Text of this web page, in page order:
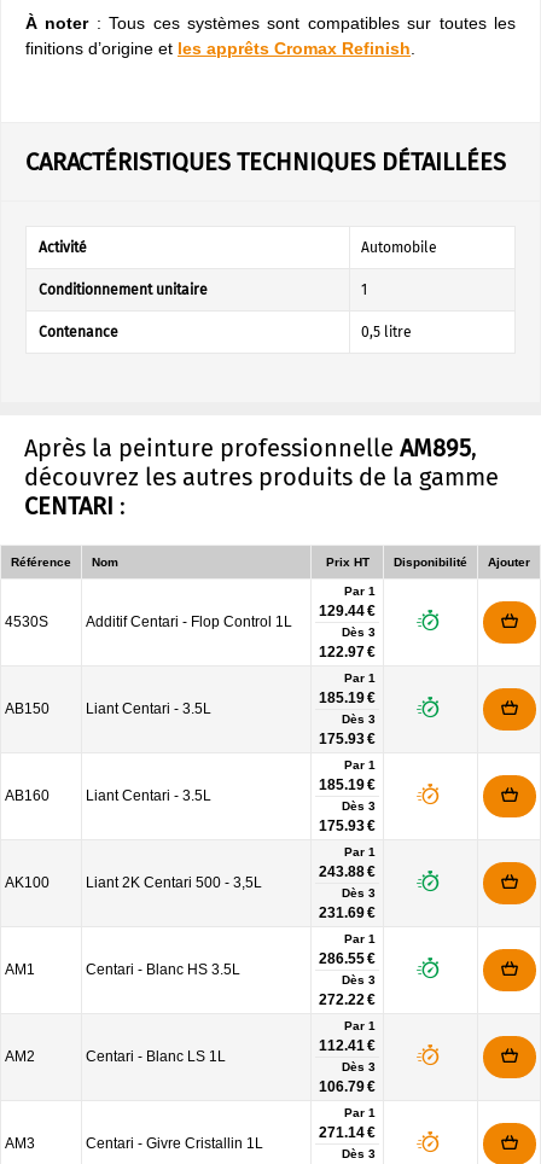
À noter: Tous ces systèmes sont compatibles sur toutes les
finitions d’origine et les apprêts Cromax Refinish
CARACTÉRISTIQUES TECHNIQUES DÉTAILLÉES
Activité Automobile
Conditionnement unitaire 1
Contenance 0,5 litre
Après la peinture professionnelle AM895,
découvrez les autres produits de la gamme
CENTARI :
Référence Nom Prix HT Disponibilité Ajouter
4530S Additif Centari - Flop Control 1L
Par 1
129.44 €
Dès 3
122.97 €
AB150 Liant Centari - 3.5L
Par 1
185.19 €
Dès 3
175.93 €
AB160 Liant Centari - 3.5L
Par 1
185.19 €
Dès 3
175.93 €
AK100 Liant 2K Centari 500 - 3,5L
Par 1
243.88 €
Dès 3
231.69 €
AM1 Centari - Blanc HS 3.5L
Par 1
286.55 €
Dès 3
272.22 €
AM2 Centari - Blanc LS 1L
Par 1
112.41 €
Dès 3
106.79 €
AM3 Centari - Givre Cristallin 1L
Par 1
271.14 €
Dès 3